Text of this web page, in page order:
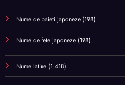
Nume de baieti japoneze (198)
Nume de fete japoneze (198)
Nume latine (1.418)